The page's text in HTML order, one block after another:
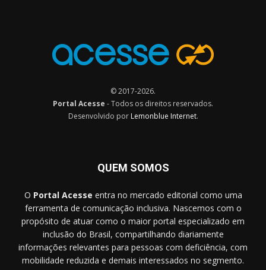
© 2017-2026.
Portal Acesse - Todos os direitos reservados.
Desenvolvido por Lemonblue Internet.
QUEM SOMOS
O Portal Acesse entra no mercado editorial como uma
ferramenta de comunicação inclusiva. Nascemos com o
propósito de atuar como o maior portal especializado em
inclusão do Brasil, compartilhando diariamente
informações relevantes para pessoas com deficiência, com
mobilidade reduzida e demais interessados no segmento.